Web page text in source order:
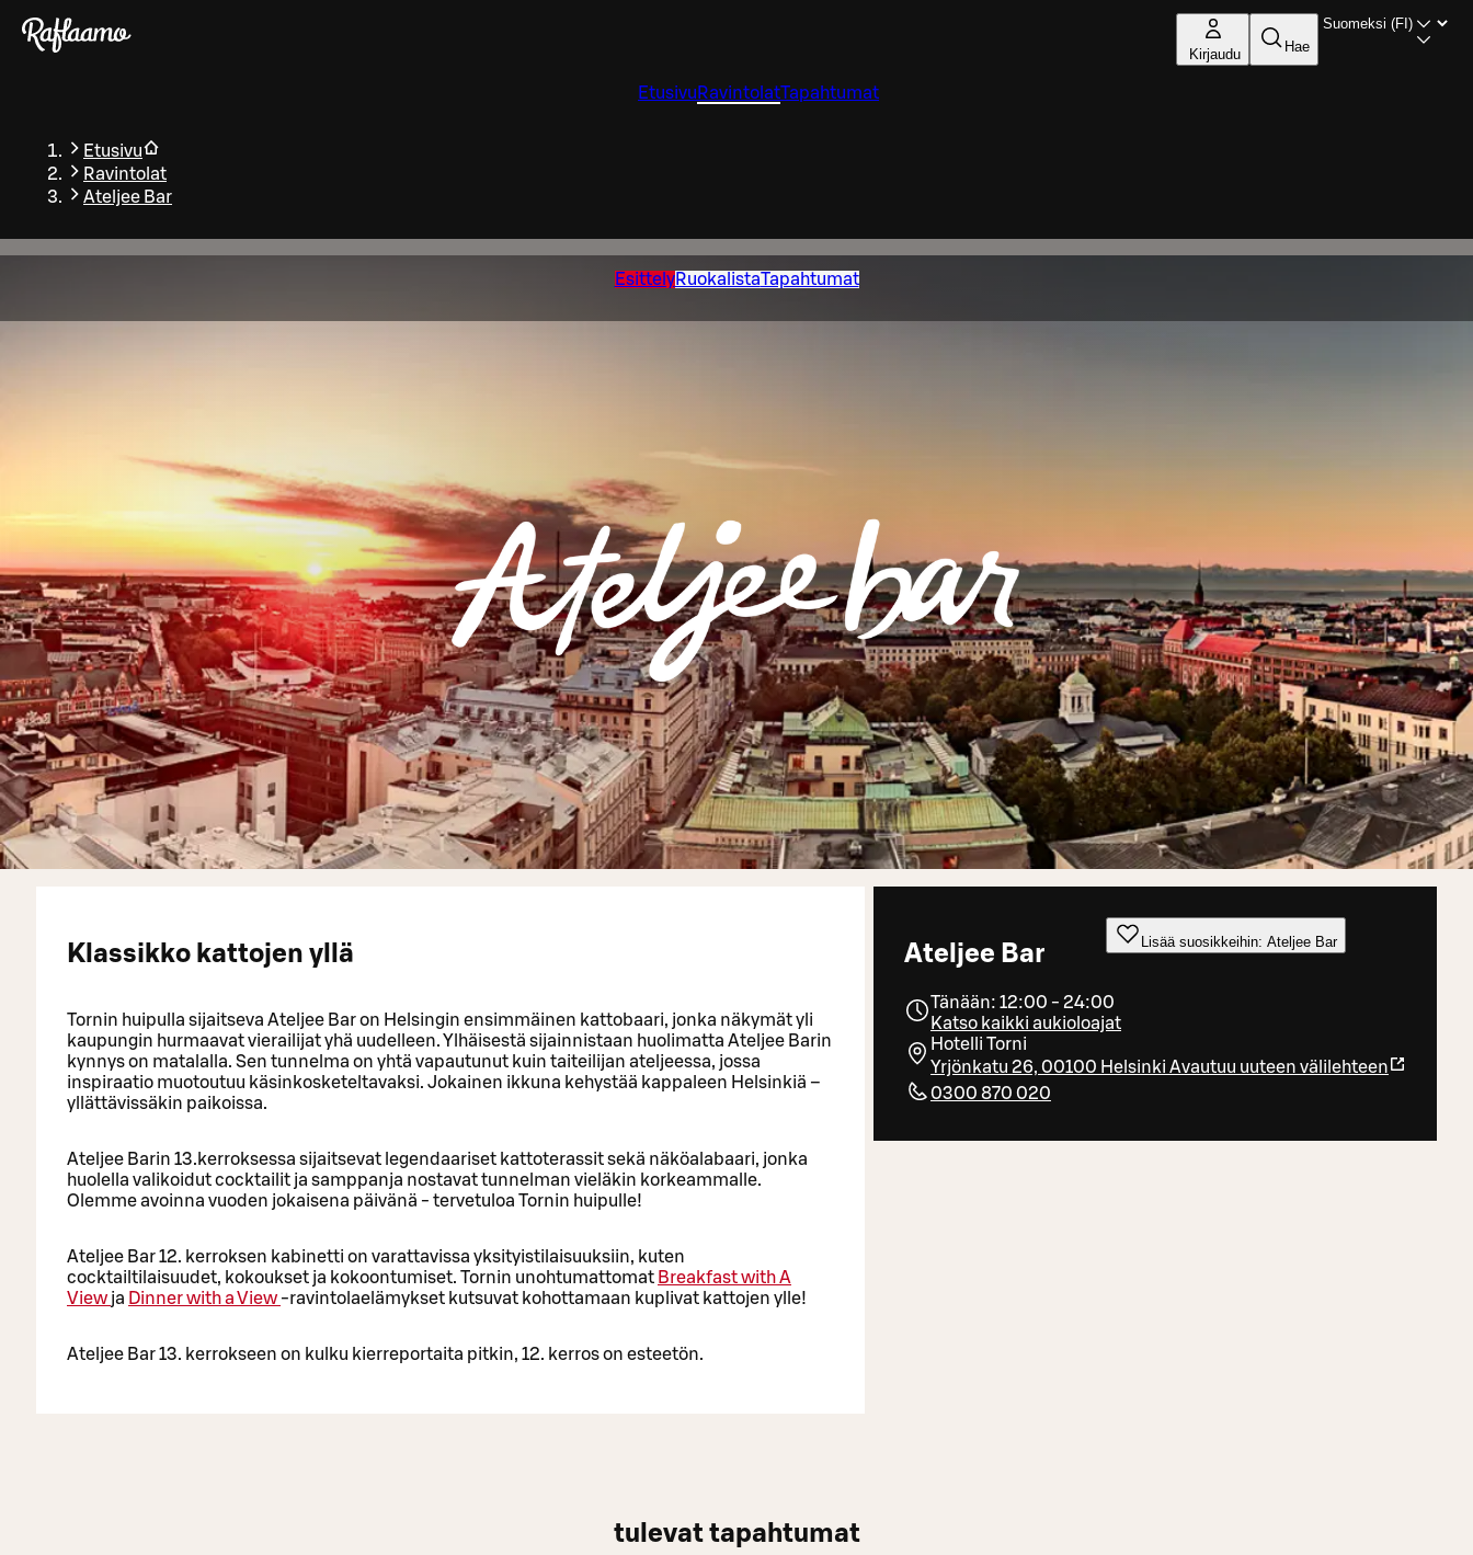
Siirry pääsisältöön
Kirjaudu Hae
Etusivu RavintolatTapahtumat
Etusivu
Ravintolat
Ateljee Bar
EsittelyRuokalistaTapahtumat
Ateljee Bar Lisää suosikkeihin: Ateljee Bar
Tänään: 12:00 - 24:00
Katso kaikki aukioloajat
Hotelli Torni
Yrjönkatu 26, 00100 Helsinki Avautuu uuteen välilehteen
0300 870 020
Klassikko kattojen yllä
Tornin huipulla sijaitseva Ateljee Bar on Helsingin ensimmäinen kattobaari, jonka näkymät yli
kaupungin hurmaavat vierailijat yhä uudelleen. Ylhäisestä sijainnistaan huolimatta Ateljee Barin
kynnys on matalalla. Sen tunnelma on yhtä vapautunut kuin taiteilijan ateljeessa, jossa
inspiraatio muotoutuu käsinkosketeltavaksi. Jokainen ikkuna kehystää kappaleen Helsinkiä –
yllättävissäkin paikoissa.
Ateljee Barin 13.kerroksessa sijaitsevat legendaariset kattoterassit sekä näköalabaari, jonka
huolella valikoidut cocktailit ja samppanja nostavat tunnelman vieläkin korkeammalle.
Olemme avoinna vuoden jokaisena päivänä - tervetuloa Tornin huipulle!
Ateljee Bar 12. kerroksen kabinetti on varattavissa yksityistilaisuuksiin, kuten
cocktailtilaisuudet, kokoukset ja kokoontumiset. Tornin unohtumattomat Breakfast with A
View ja Dinner with a View -ravintolaelämykset kutsuvat kohottamaan kuplivat kattojen ylle!
Ateljee Bar 13. kerrokseen on kulku kierreportaita pitkin, 12. kerros on esteetön.
tulevat tapahtumat